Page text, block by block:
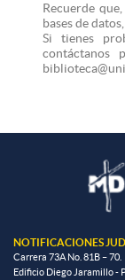
Recuerde
bases de
Si tienes
contáctanos
NOTIFICACIONES
Carrera 73A No. 81B – 70.
Edificio Diego Jaramillo -